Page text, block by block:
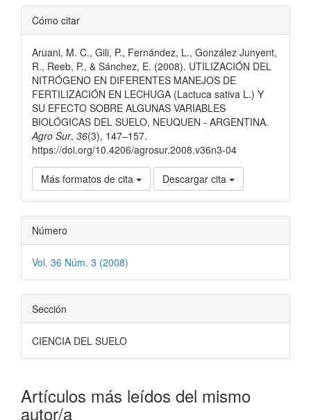
Detalles
del
artículo
Cómo citar
Aruani, M. C., Gili, P., Fernández, L., González Junyent,
R., Reeb, P., & Sánchez, E. (2008). UTILIZACIÓN DEL
NITRÓGENO EN DIFERENTES MANEJOS DE
FERTILIZACIÓN EN LECHUGA (Lactuca sativa L.) Y
SU EFECTO SOBRE ALGUNAS VARIABLES
BIOLÓGICAS DEL SUELO, NEUQUEN - ARGENTINA.
Agro Sur, 36(3), 147–157.
https://doi.org/10.4206/agrosur.2008.v36n3-04
Más formatos de cita Descargar cita
Número
Vol. 36 Núm. 3 (2008)
Sección
CIENCIA DEL SUELO
Artículos más leídos del mismo
autor/a